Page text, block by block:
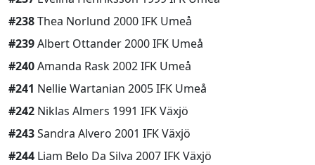
#238Thea Norlund 2000 IFK Umeå
#239Albert Ottander 2000 IFK Umeå
#240Amanda Rask 2002 IFK Umeå
#241 Nellie Wartanian 2005 IFK Umeå
#242 Niklas Almers 1991 IFK Växjö
#243Sandra Alvero 2001 IFK Växjö
#244 Liam Belo Da Silva 2007 IFK Växjö